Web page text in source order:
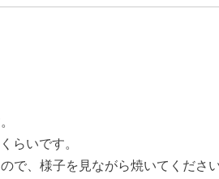
らいです。
で、様子を見ながら焼いてください